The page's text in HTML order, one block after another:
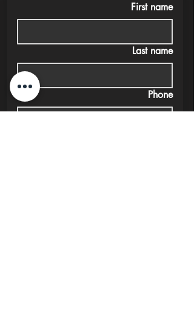
First name
Last name
Phone